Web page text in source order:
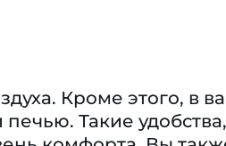
Кроме этого, в
Такие